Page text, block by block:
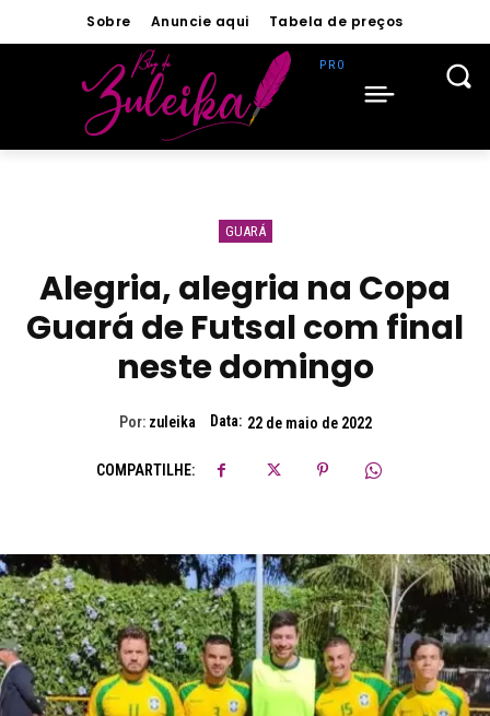
Sobre Anuncie aqui Tabela de preços
GUARÁ
Alegria, alegria na Copa
Guará de Futsal com final
neste domingo
Por: zuleika Data: 22 de maio de 2022
COMPARTILHE: